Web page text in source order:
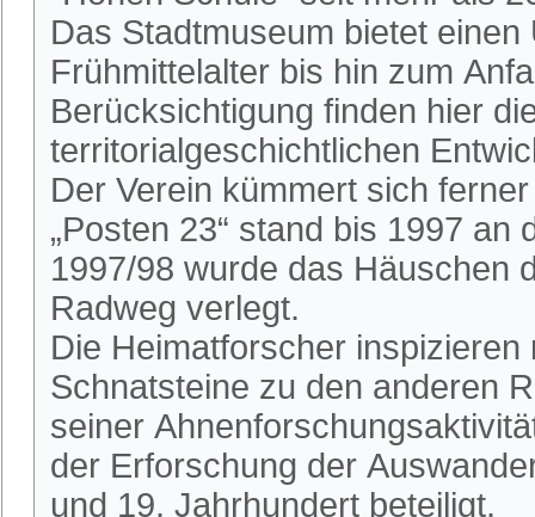
Das Stadtmuseum bietet
Frühmittelalter bis hin zum
Berücksichtigung finden hier
territorialgeschichtlichen
Der Verein kümmert sich
„Posten 23“ stand bis 1997
1997/98 wurde das Häuschen
Radweg verlegt.
Die Heimatforscher
Schnatsteine zu den anderen
seiner
der Erforschung der
und 19. Jahrhundert beteiligt.